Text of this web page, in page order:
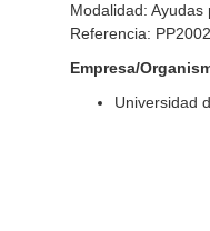
Modalidad:
Referencia:
Empresa/
Universidad